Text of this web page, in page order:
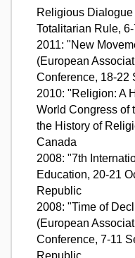
Religious
Totalitarian Rule,
2011: "New
(European
Conference, 18-22
2010: "Religion: A
World Congress of
the History of
Canada
2008: "7th
Education, 20-21
Republic
2008: "Time of
(European
Conference, 7-11
Republic